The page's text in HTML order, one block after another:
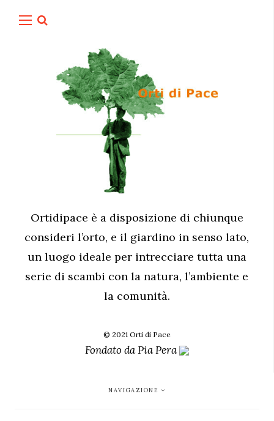
Ortidipace è a disposizione di chiunque
consideri l’orto, e il giardino in senso lato,
un luogo ideale per intrecciare tutta una
serie di scambi con la natura, l’ambiente e
la comunità.
© 2021 Orti di Pace
Fondato daPia Pera
NAVIGAZIONE